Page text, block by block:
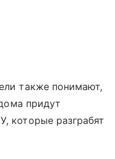
также понимают,
придут
которые разграбят